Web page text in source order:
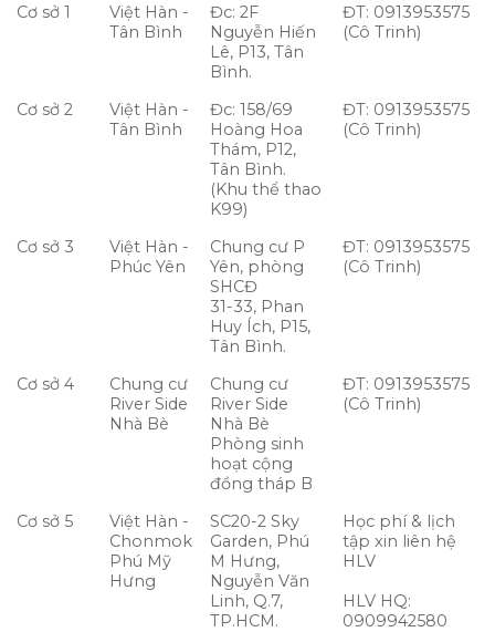
Cơ sở 1
Việt Hàn -
Tân Bình
Đc: 2F
Nguyễn Hiến
Lê, P13, Tân
Bình.
ĐT: 0913953575
(Cô Trinh)
Cơ sở 2
Việt Hàn -
Tân Bình
Đc: 158/69
Hoàng Hoa
Thám, P12,
Tân Bình.
(Khu thể thao
K99)
ĐT: 0913953575
(Cô Trinh)
Cơ sở 3
Việt Hàn -
Phúc Yên
Chung cư P
Yên, phòng
SHCĐ
31-33, Phan
Huy Ích, P15,
Tân Bình.
ĐT: 0913953575
(Cô Trinh)
Cơ sở 4
Chung cư
River Side
Nhà Bè
Chung cư
River Side
Nhà Bè
Phòng sinh
hoạt cộng
đồng tháp B
ĐT: 0913953575
(Cô Trinh)
Cơ sở 5
Việt Hàn -
Chonmok
Phú Mỹ
Hưng
SC20-2 Sky
Garden, Phú
M Hưng,
Nguyễn Văn
Linh, Q.7,
TP.HCM.
Học phí & lịch
tập xin liên hệ
HLV
HLV HQ:
0909942580